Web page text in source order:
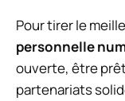
Pour tirer le
personnelle
ouverte, être
partenariats